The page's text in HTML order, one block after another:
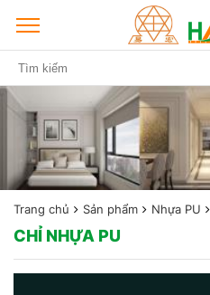
Trang chủ Sản phẩm Nhựa PU
CHỈ NHỰA PU